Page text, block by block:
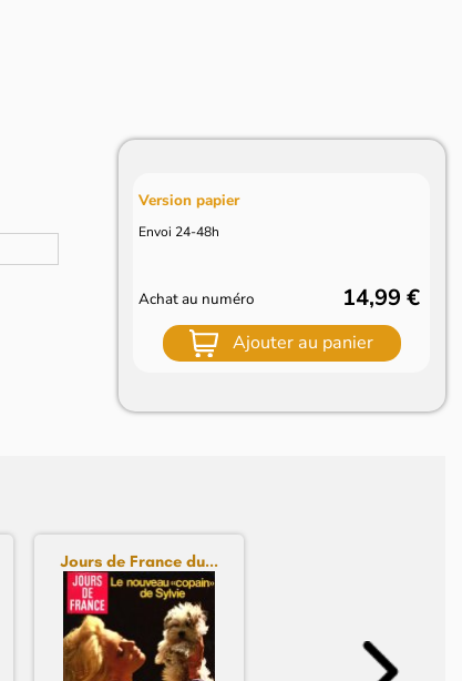
Version papier
Envoi 24-48h
Achat au numéro 14,99 €
Ajouter au panier
Jours de France du...